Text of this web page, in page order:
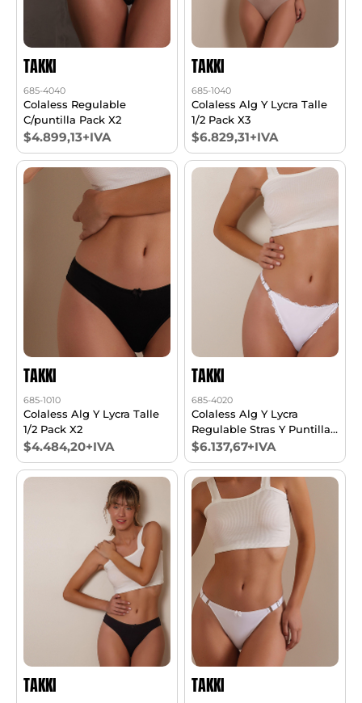
TAKKI
685-4040
Colaless Regulable
C/puntilla Pack X2
$4.899,13+IVA
TAKKI
685-1040
Colaless Alg Y Lycra Talle
1/2 Pack X3
$6.829,31+IVA
TAKKI
685-1010
Colaless Alg Y Lycra Talle
1/2 Pack X2
$4.484,20+IVA
TAKKI
685-4020
Colaless Alg Y Lycra
Regulable Stras Y Puntilla
Pack X2
$6.137,67+IVA
TAKKI TAKKI